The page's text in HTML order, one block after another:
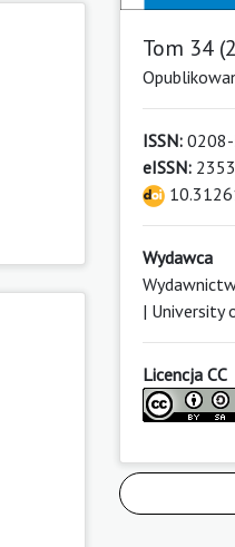
Tom 34
ISSN:
eISSN:
Wydawca
| University
Licencja CC